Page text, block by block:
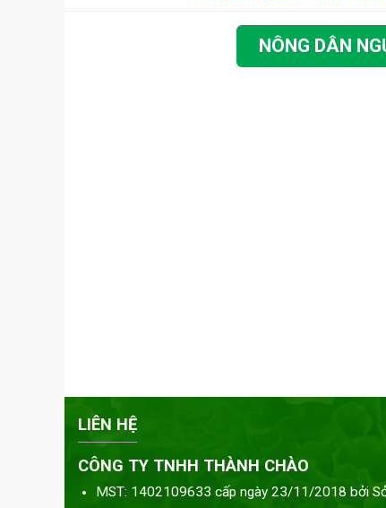
NÔNG DÂN
LIÊN HỆ
CÔNG TY TNHH THÀNH CHÀO
MST: 1402109633 cấp ngày 23/11/2018 bởi